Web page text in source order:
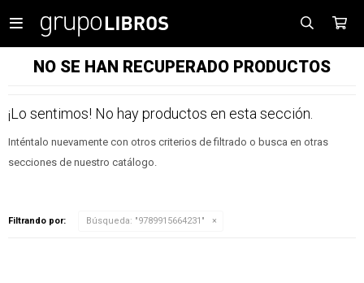

NO SE HAN RECUPERADO PRODUCTOS
¡Lo sentimos! No hay productos en esta sección.
Inténtalo nuevamente con otros criterios de filtrado o busca en otras
secciones de nuestro catálogo.
Filtrando por: Búsqueda: "9789915664231"